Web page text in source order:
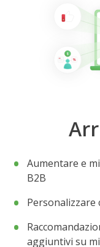
Aumentare e
B2B
aggiuntivi su